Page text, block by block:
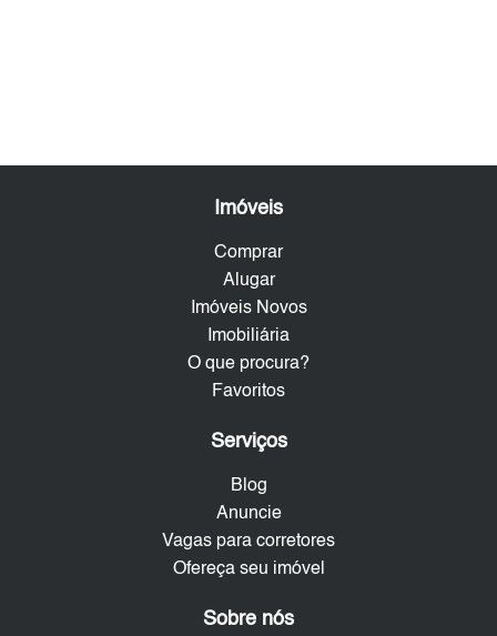
Imóveis
Comprar
Alugar
Imóveis Novos
Imobiliária
O que procura?
Favoritos
Serviços
Blog
Anuncie
Vagas para corretores
Ofereça seu imóvel
Sobre nós